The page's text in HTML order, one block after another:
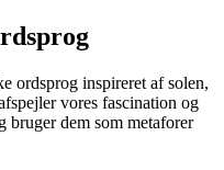
ordsprog inspireret af solen,
vores fascination og
bruger dem som metaforer